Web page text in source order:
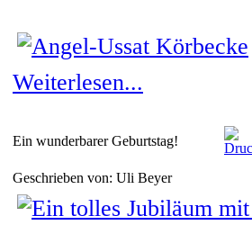
Weiterlesen...
Ein wunderbarer Geburtstag!
Geschrieben von: Uli Beyer